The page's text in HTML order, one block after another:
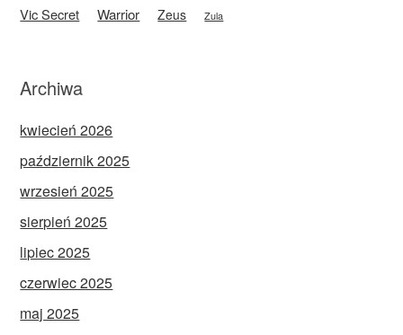
Vic Secret Warrior Zeus Zula
Archiwa
kwiecień 2026
październik 2025
wrzesień 2025
sierpień 2025
lipiec 2025
czerwiec 2025
maj 2025